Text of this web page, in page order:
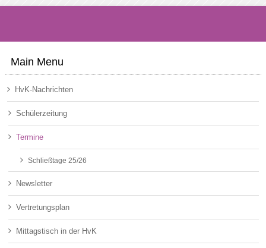
Main Menu
HvK-Nachrichten
Schülerzeitung
Termine
Schließtage 25/26
Newsletter
Vertretungsplan
Mittagstisch in der HvK